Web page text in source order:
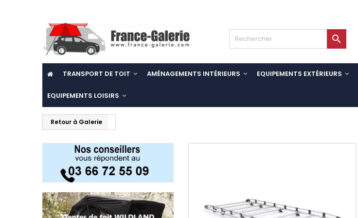

TRANSPORT DE TOIT AMÉNAGEMENTS INTÉRIEURS EQUIPEMENTS EXTÉRIEURS
EQUIPEMENTS LOISIRS
Retour à Galerie